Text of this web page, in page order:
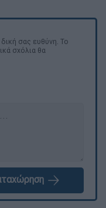
σας ευθύνη. Το
σχόλια θα